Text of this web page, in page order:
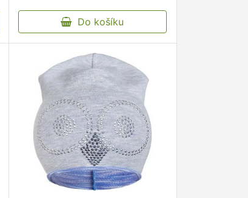
Do košíku